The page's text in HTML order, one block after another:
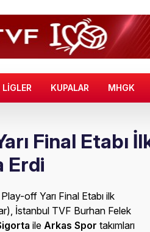
LİGLER KUPALAR MHGK
Final Etabı
Erdi
off Yarı Final Etabı ilk
İstanbul TVF Burhan Felek
ile Arkas Spor takımları